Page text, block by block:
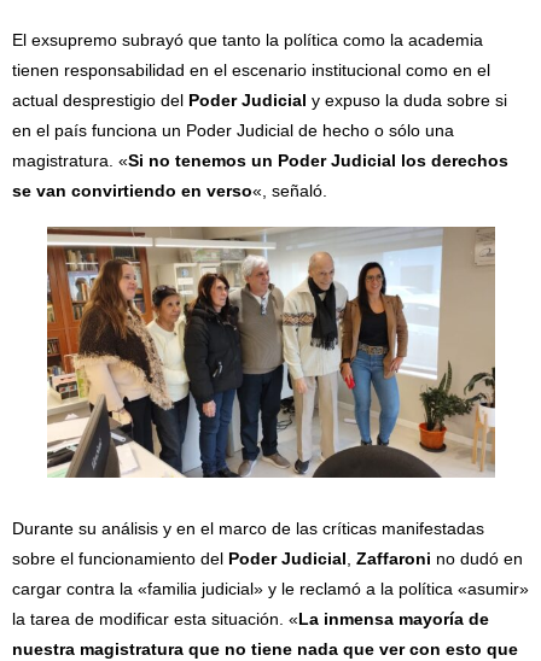
El exsupremo subrayó que tanto la política como la academia
tienen responsabilidad en el escenario institucional como en el
actual desprestigio del Poder Judicial y expuso la duda sobre si
en el país funciona un Poder Judicial de hecho o sólo una
magistratura. «Si no tenemos un Poder Judicial los derechos
se van convirtiendo en verso«, señaló.
Durante su análisis y en el marco de las críticas manifestadas
sobre el funcionamiento del Poder Judicial, Zaffaroni no dudó en
cargar contra la «familia judicial» y le reclamó a la política «asumir»
la tarea de modificar esta situación. «La inmensa mayoría de
nuestra magistratura que no tiene nada que ver con esto que